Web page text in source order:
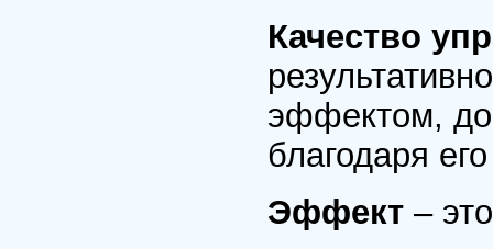
Качество
эффектом,
благодаря
Эффект –